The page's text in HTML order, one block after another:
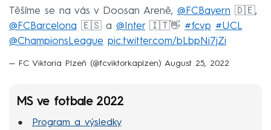
Těšíme se na vás v Doosan Areně, @FCBayern 🇩🇪,
@FCBarcelona 🇪🇸 a @Inter🇮🇹👋 #fcvp #UCL
@ChampionsLeague pic.twitter.com/bLbpNi7jZi
— FC Viktoria Plzeň (@fcviktorkaplzen) August 25, 2022
MS ve fotbale 2022
Program a výsledky